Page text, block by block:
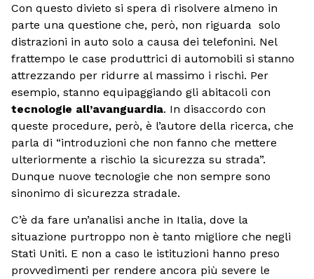
Con questo divieto si spera di risolvere almeno in
parte una questione che, però, non riguarda solo
distrazioni in auto solo a causa dei telefonini. Nel
frattempo le case produttrici di automobili si stanno
attrezzando per ridurre al massimo i rischi. Per
esempio, stanno equipaggiando gli abitacoli con
tecnologie all’avanguardia. In disaccordo con
queste procedure, però, è l’autore della ricerca, che
parla di “introduzioni che non fanno che mettere
ulteriormente a rischio la sicurezza su strada”.
Dunque nuove tecnologie che non sempre sono
sinonimo di sicurezza stradale.
C’è da fare un’analisi anche in Italia, dove la
situazione purtroppo non è tanto migliore che negli
Stati Uniti. E non a caso le istituzioni hanno preso
provvedimenti per rendere ancora più severe le